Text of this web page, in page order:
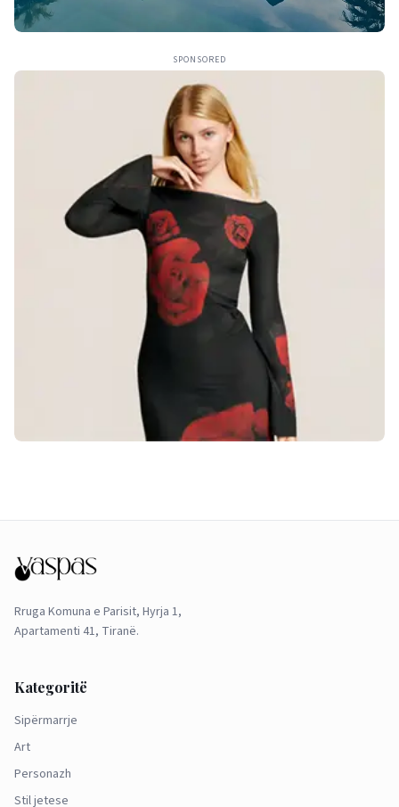
SPONSORED
Rruga Komuna e Parisit, Hyrja 1,
Apartamenti 41, Tiranë.
Kategoritë
Sipërmarrje
Art
Personazh
Stil jetese